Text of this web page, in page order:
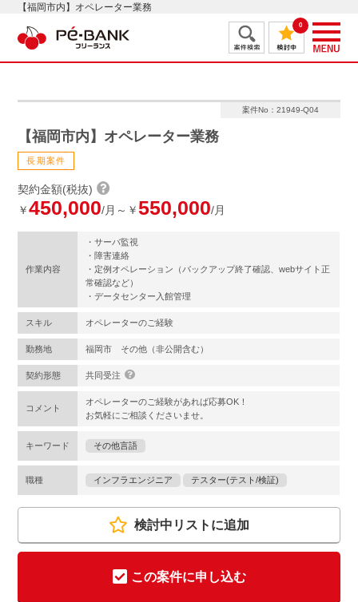
【福岡市内】オペレーター業務
0
案件No：21949-Q04
【福岡市内】オペレーター業務
長期案件
契約金額(税抜)
￥450,000/月～￥550,000/月
作業内容
・サーバ監視
・障害連絡
・定例オペレーション（バックアップ終了確認、webサイト正
常確認など）
・データセンター入館管理
スキル オペレーターのご経験
勤務地 福岡市 その他（非公開含む）
契約形態 共同受注
コメント
オペレーターのご経験があれば応募OK！
お気軽にご相談くださいませ。
キーワード その他言語
職種 インフラエンジニア テスター(テスト/検証)
検討中リストに追加
この案件に申し込む